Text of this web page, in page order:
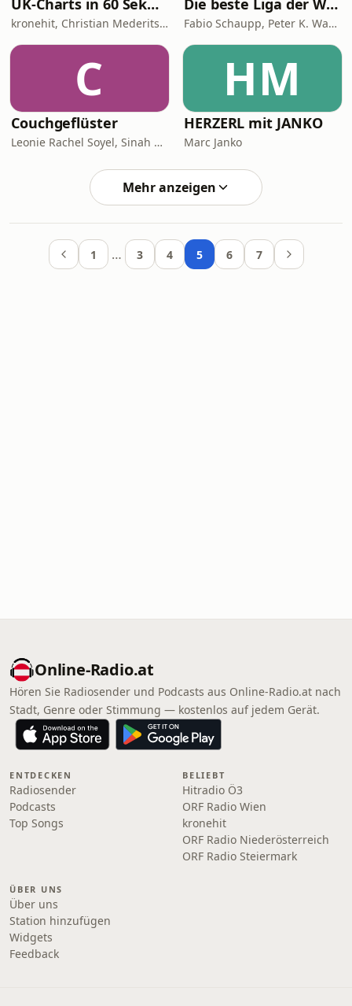
UK-Charts in 60 Sekunden
kronehit, Christian Mederitsch
Die beste Liga der Welt
Fabio Schaupp, Peter K. Wagner und Thomas Seidl
C
Couchgeflüster
Leonie Rachel Soyel, Sinah Edhofer
HM
HERZERL mit JANKO
Marc Janko
Mehr anzeigen
1 … 3 4 5 6 7
Online‑Radio.at
Hören Sie Radiosender und Podcasts aus Online‑Radio.at nach
Stadt, Genre oder Stimmung — kostenlos auf jedem Gerät.
ENTDECKEN
Radiosender
Podcasts
Top Songs
BELIEBT
Hitradio Ö3
ORF Radio Wien
kronehit
ORF Radio Niederösterreich
ORF Radio Steiermark
ÜBER UNS
Über uns
Station hinzufügen
Widgets
Feedback